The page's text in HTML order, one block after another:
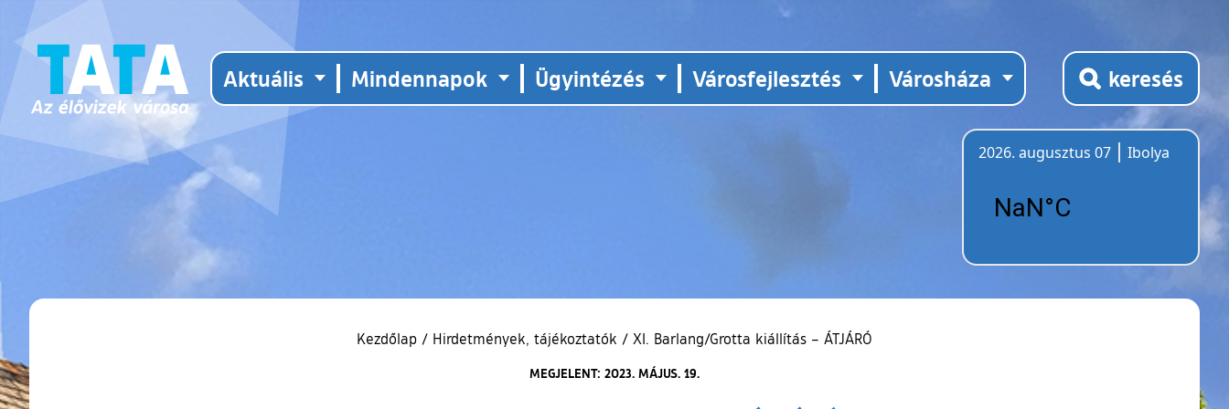
Aktuális Mindennapok Ügyintézés Városfejlesztés Városháza keresés
2026. augusztus 07
Ibolya
Kezdőlap / Hirdetmények, tájékoztatók / XI. Barlang/Grotta kiállítás – ÁTJÁRÓ
MEGJELENT: 2023. MÁJUS. 19.